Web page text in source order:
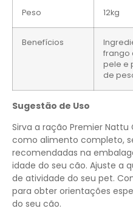
Peso 12kg
Benefícios
frango
pele e
de
Sugestão de Uso
Sirva a ração Premier
como alimento completo,
recomendadas na
idade do seu cão. Ajuste a
de atividade do seu pet.
para obter orientações
do seu cão.